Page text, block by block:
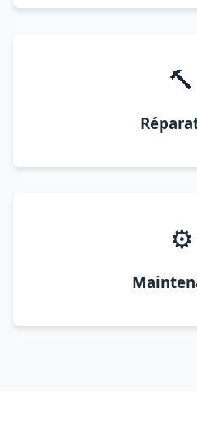
🔨
⚙️